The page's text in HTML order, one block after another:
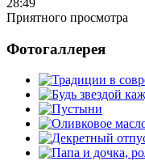
28:49
Приятного просмотра
Фотогаллерея